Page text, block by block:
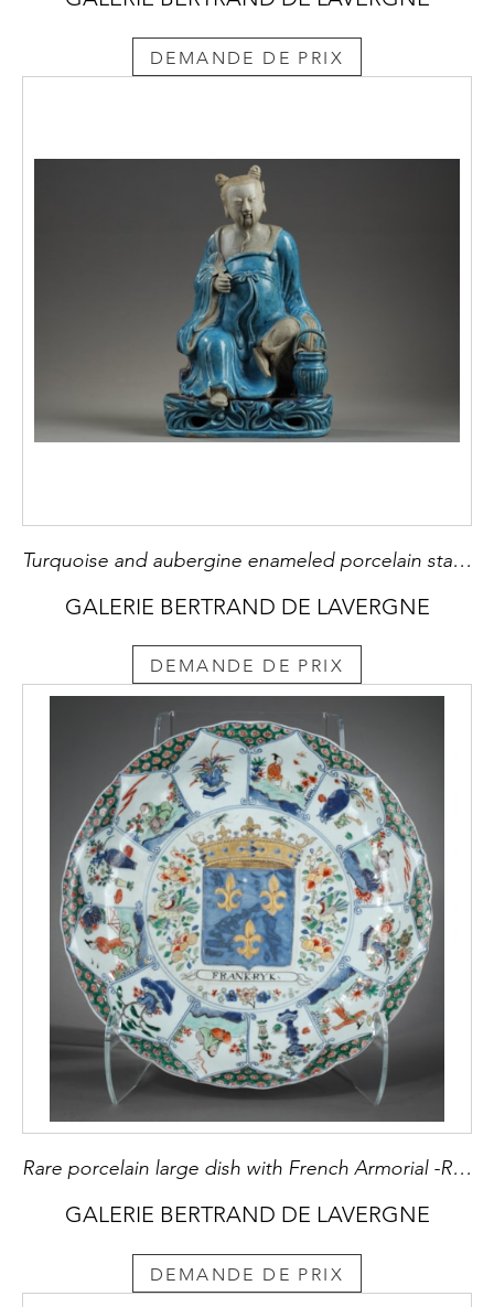
DEMANDE DE PRIX
Turquoise and aubergine enameled porcelain statuette (head hands and feet natural)) China period Ming 1st part of the 17th century
GALERIE BERTRAND DE LAVERGNE
DEMANDE DE PRIX
Rare porcelain large dish with French Armorial -Royaume de France-Kangxi period
GALERIE BERTRAND DE LAVERGNE
DEMANDE DE PRIX